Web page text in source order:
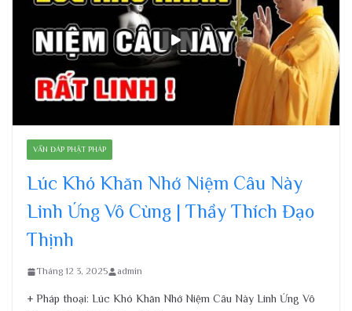
VẤN ĐÁP PHẬT PHÁP
Lúc Khó Khăn Nhớ Niệm Câu Này
Linh Ứng Vô Cùng | Thầy Thích Đạo
Thịnh
Tháng 12 3, 2025 admin
+ Pháp thoại: Lúc Khó Khăn Nhớ Niệm Câu Này Linh Ứng Vô